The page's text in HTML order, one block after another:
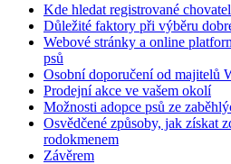
Kde hledat registrované
Důležité faktory při výběru
Webové stránky a online
psů
Osobní doporučení od majitelů
Prodejní akce ve vašem okolí
Možnosti adopce psů ze
Osvědčené způsoby, jak získat
rodokmenem
Závěrem